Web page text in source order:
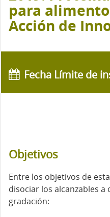
para
Acción de
Fecha Límite de
Objetivos
Entre los objetivos de
disociar los alcanzables a
gradación: